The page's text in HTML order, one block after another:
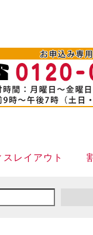
スレイアウト